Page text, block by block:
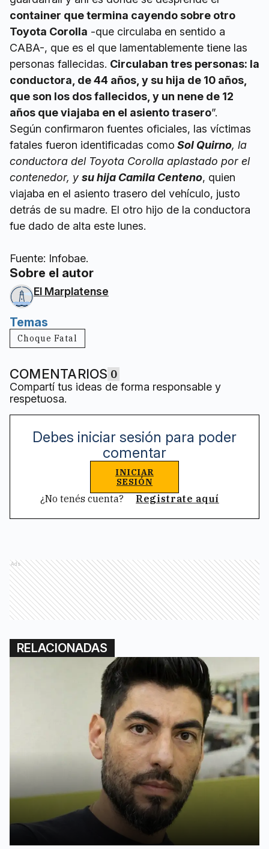
container que termina cayendo sobre otro
Toyota Corolla -que circulaba en sentido a
CABA-, que es el que lamentablemente tiene las
personas fallecidas. Circulaban tres personas: la
conductora, de 44 años, y su hija de 10 años,
que son los dos fallecidos, y un nene de 12
años que viajaba en el asiento trasero”.
Según confirmaron fuentes oficiales, las víctimas
fatales fueron identificadas como Sol Quirno, la
conductora del Toyota Corolla aplastado por el
contenedor, y su hija Camila Centeno, quien
viajaba en el asiento trasero del vehículo, justo
detrás de su madre. El otro hijo de la conductora
fue dado de alta este lunes.
Fuente: Infobae.
Sobre el autor
El Marplatense
Temas
Choque Fatal
COMENTARIOS 0
Compartí tus ideas de forma responsable y
respetuosa.
Debes iniciar sesión para poder
comentar
INICIAR
SESIÓN
¿No tenés cuenta? Registrate aquí
Ads
RELACIONADAS